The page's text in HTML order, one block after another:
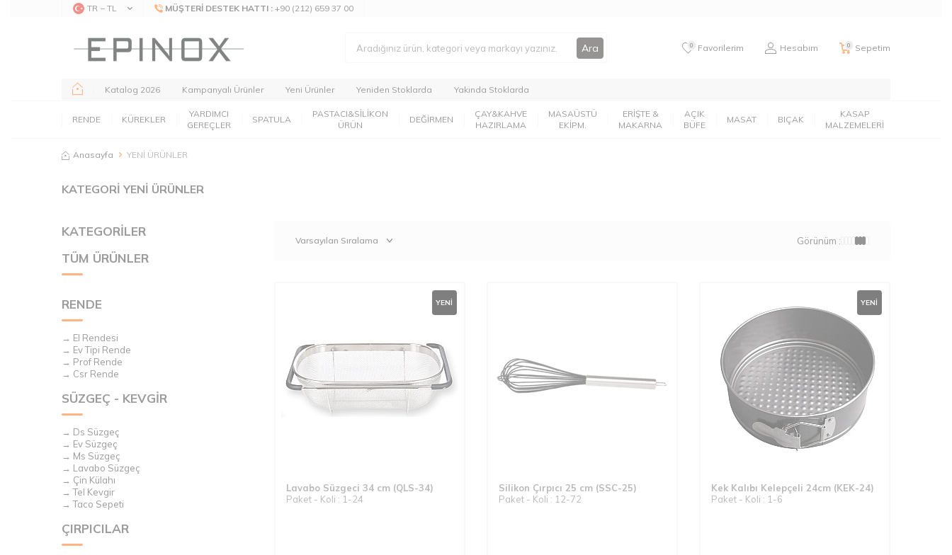
TR − TL MÜŞTERI DESTEK HATTI : +90 (212) 659 37 00
Ara 0 Favorilerim Hesabım 0 Sepetim
Katalog 2026 Kampanyalı Ürünler Yeni Ürünler Yeniden Stoklarda Yakında Stoklarda
RENDE KÜREKLER
YARDIMCI
GEREÇLER
SPATULA
PASTACI&SİLİKON
ÜRÜN
DEĞİRMEN
ÇAY&KAHVE
HAZIRLAMA
MASAÜSTÜ
EKİPM.
ERİŞTE &
MAKARNA
AÇIK
BÜFE
MASAT BIÇAK
KASAP
MALZEMELERİ
Anasayfa YENİ ÜRÜNLER
KATEGORİ YENİ ÜRÜNLER
KATEGORİLER
TÜM ÜRÜNLER
RENDE
→ El Rendesi
→ Ev Tipi Rende
→ Prof Rende
→ Csr Rende
SÜZGEÇ - KEVGİR
→ Ds Süzgeç
→ Ev Süzgeç
→ Ms Süzgeç
→ Lavabo Süzgeç
→ Çin Külahı
→ Tel Kevgir
→ Taco Sepeti
ÇIRPICILAR
Görünüm :
YENI
Lavabo Süzgeci 34 cm (QLS-34)
Paket - Koli : 1-24
Silikon Çırpıcı 25 cm (SSC-25)
Paket - Koli : 12-72
YENI
Kek Kalıbı Kelepçeli 24cm (KEK-24)
Paket - Koli : 1-6